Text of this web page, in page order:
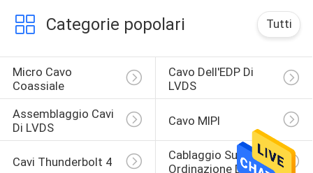
Categorie popolari Tutti
Micro Cavo
Coassiale
Cavo Dell'EDP Di
LVDS
Assemblaggio Cavi
Di LVDS
Cavo MIPI
Cavi Thunderbolt 4
Cablaggio Su
Ordinazione Del